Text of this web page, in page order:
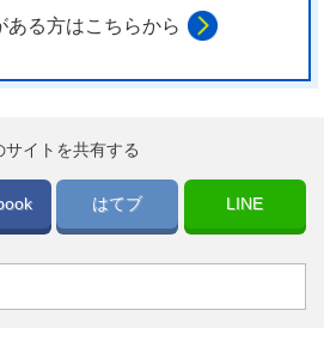
ある方はこちらから
サイトを共有する
はてブ LINE